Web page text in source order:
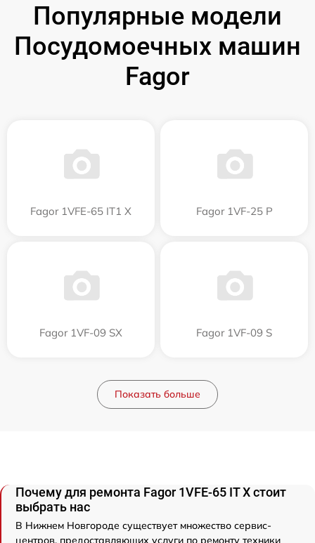
Популярные модели
Посудомоечных машин
Fagor
Fagor 1VFE-65 IT1 X Fagor 1VF-25 P
Fagor 1VF-09 SX Fagor 1VF-09 S
Показать больше
Почему для ремонта Fagor 1VFE-65 IT X стоит
выбрать нас
В Нижнем Новгороде существует множество сервис-
центров, предоставляющих услуги по ремонту техники